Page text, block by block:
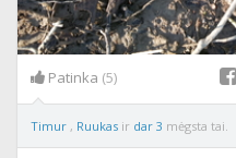
Patinka (5)
Timur , Ruukas ir dar 3 mėgsta tai.